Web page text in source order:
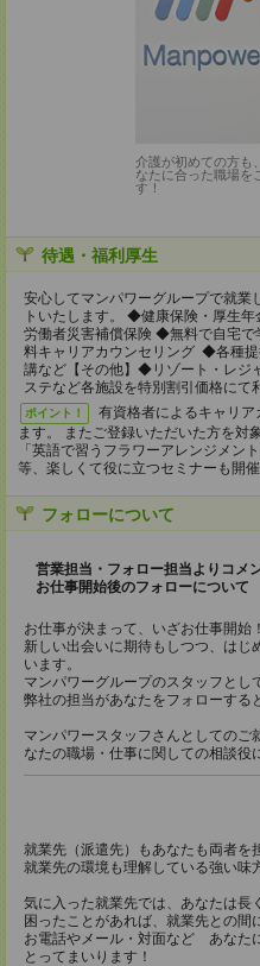
介護が初めての方も
なたに合った職場を
す！
待遇・福利厚生
安心してマンパワーグループで就業
トいたします。 ◆健康保険・厚生年
労働者災害補償保険 ◆無料で自宅
料キャリアカウンセリング ◆各種
講など【その他】◆リゾート・レジ
ステなど各施設を特別割引価格にて
ポイント！
有資格者によるキャリ
ます。 またご登録いただいた方を対
「英語で習うフラワーアレンジメン
等、楽しくて役に立つセミナーも開催
フォローについて
営業担当・フォロー担当よりコメ
お仕事開始後のフォローについて
お仕事が決まって、いざお仕事開始
新しい出会いに期待もしつつ、はじ
います。
マンパワーグループのスタッフとし
弊社の担当があなたをフォローする
マンパワースタッフさんとしてのご
なたの職場・仕事に関しての相談役
就業先（派遣先）もあなたも両者を
就業先の環境も理解している強い味
気に入った就業先では、あなたは長
困ったことがあれば、就業先との間
お電話やメール・対面など あなた
とってまいります！